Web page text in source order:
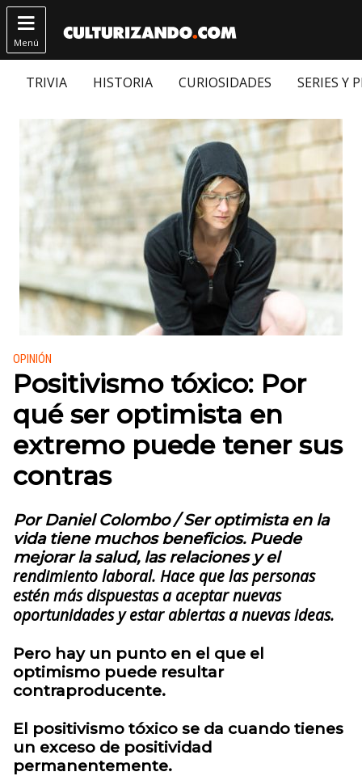

Menú
TRIVIA HISTORIA CURIOSIDADES SERIES Y
Publicado en:
OPINIÓN
Positivismo tóxico: Por
qué ser optimista en
extremo puede tener sus
contras
Por Daniel Colombo / Ser optimista en la
vida tiene muchos beneficios. Puede
mejorar la salud, las relaciones y el
rendimiento laboral. Hace que las personas
estén más dispuestas a aceptar nuevas
oportunidades y estar abiertas a nuevas ideas.
Pero hay un punto en el que el
optimismo puede resultar
contraproducente.
El positivismo tóxico se da cuando tienes
un exceso de positividad
permanentemente.